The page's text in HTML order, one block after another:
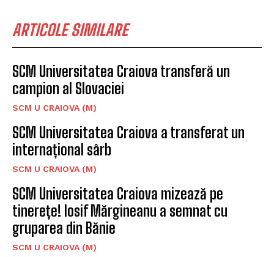
ARTICOLE SIMILARE
SCM Universitatea Craiova transferă un
campion al Slovaciei
SCM U CRAIOVA (M)
SCM Universitatea Craiova a transferat un
internațional sârb
SCM U CRAIOVA (M)
SCM Universitatea Craiova mizează pe
tinerețe! Iosif Mărgineanu a semnat cu
gruparea din Bănie
SCM U CRAIOVA (M)